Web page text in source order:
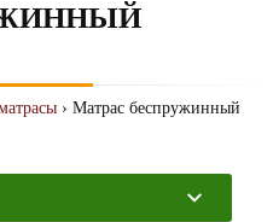
› Матрас беспружинный